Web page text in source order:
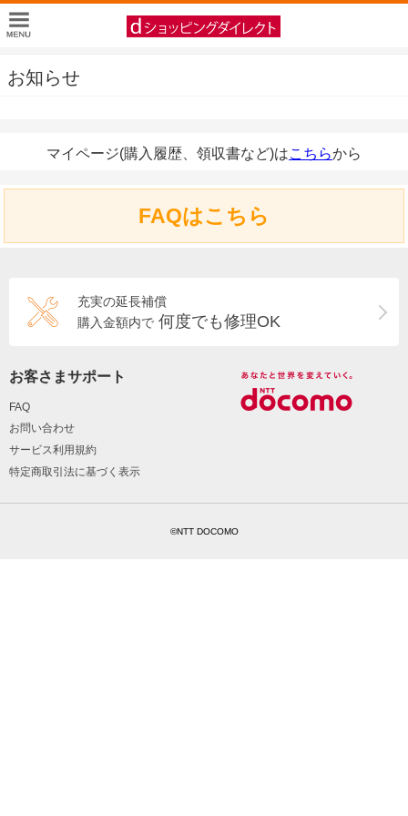
お知らせ
マイページ(購入履歴、領収書など)はこちらから
FAQはこちら
充実の延長補償
購入金額内で 何度でも修理OK
お客さまサポート
FAQ
お問い合わせ
サービス利用規約
特定商取引法に基づく表示
©NTT DOCOMO